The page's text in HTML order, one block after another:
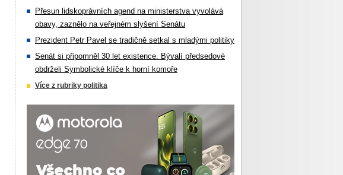
Přesun lidskoprávních agend na ministerstva vyvolává
obavy, zaznělo na veřejném slyšení Senátu
Prezident Petr Pavel se tradičně setkal s mladými politiky
Senát si připomněl 30 let existence. Bývalí předsedové
obdrželi Symbolické klíče k horní komoře
Více z rubriky politika